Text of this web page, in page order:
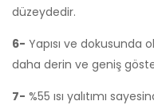
düzeydedir.
6- Yapısı ve dokusunda
daha derin ve geniş
7- %55 ısı yalıtımı